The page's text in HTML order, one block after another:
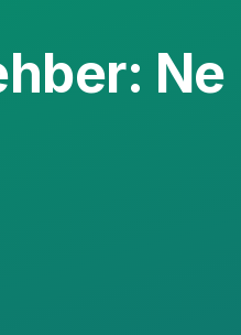
Ne